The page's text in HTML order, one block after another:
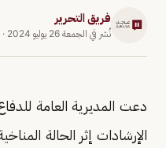
فريق التحرير
نُشر في الجمعة 26 يوليو 2024 ·
دعت المديرية العامة
الإرشادات إثر الحالة